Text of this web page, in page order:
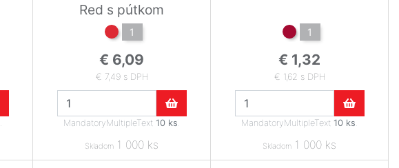
.
Red s pútkom
1
€ 6,09
€ 7,49 s DPH
MandatoryMultipleText10 ks.
Skladom 1 000 ks
1
€ 1,32
€ 1,62 s DPH
MandatoryMultipleText10 ks.
Skladom 1 000 ks